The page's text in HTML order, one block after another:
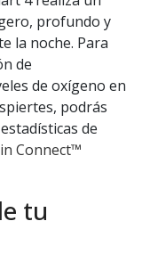
profundo y
la noche. Para
de
de oxígeno en
podrás
de
Connect™
tu